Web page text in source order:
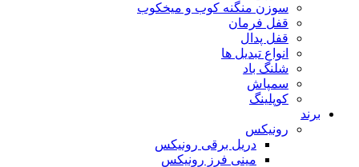
سوزن منگنه کوب و میخکوب
قفل فرمان
قفل پدال
انواع تبدیل ها
شلنگ باد
سمپاش
کوپلینگ
برند
رونیکس
دریل برقی رونیکس
مینی فرز رونیکس